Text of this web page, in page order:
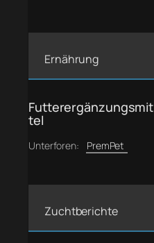
Ernährung
Futterergänzungsmit
tel
Unterforen: PremPet
Zuchtberichte